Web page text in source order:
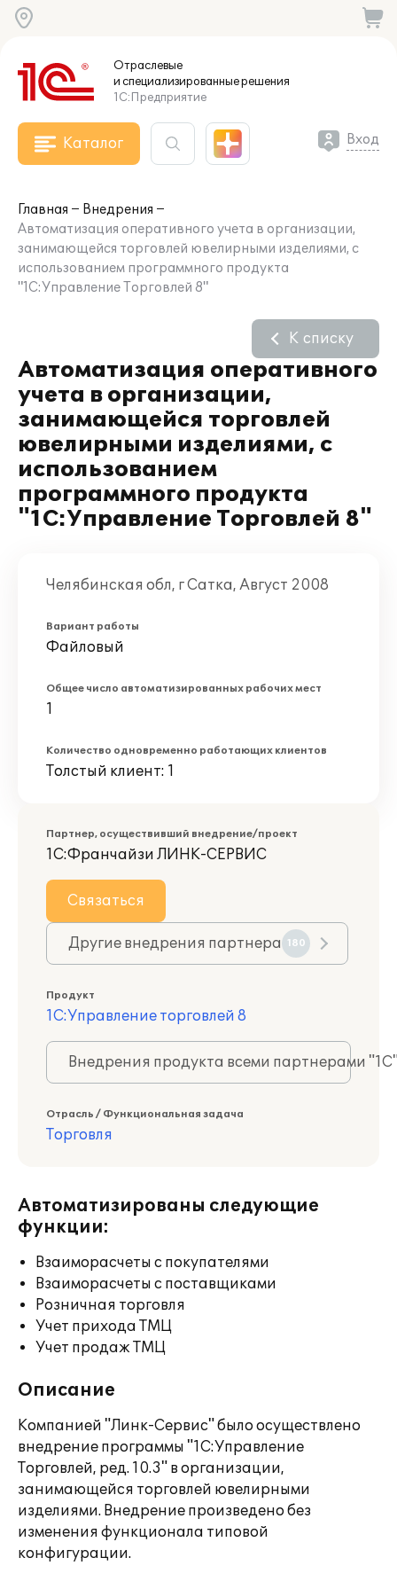
Отраслевые
и специализированныерешения
1С:Предприятие
Каталог Вход
Главная
Внедрения
Автоматизация оперативного учета в организации,
занимающейся торговлей ювелирными изделиями, с
использованием программного продукта
"1С:Управление Торговлей 8"
Автоматизация оперативного
учета в организации,
занимающейся торговлей
ювелирными изделиями, с
использованием
программного продукта
"1С:Управление Торговлей 8"
К списку
Челябинская обл, г Сатка, Август 2008
Вариант работы
Файловый
Общее число автоматизированных рабочих мест
1
Количество одновременно работающих клиентов
Толстый клиент: 1
Партнер, осуществивший внедрение/проект
1С:Франчайзи ЛИНК-СЕРВИС
Связаться
Другие внедрения партнера 180
Продукт
1С:Управление торговлей 8
Внедрения продукта всеми партнерами
Отрасль / Функциональная задача
Торговля
Автоматизированы следующие
функции:
Взаиморасчеты с покупателями
Взаиморасчеты с поставщиками
Розничная торговля
Учет прихода ТМЦ
Учет продаж ТМЦ
Описание
Компанией "Линк-Сервис" было осуществлено
внедрение программы "1С:Управление
Торговлей, ред. 10.3" в организации,
занимающейся торговлей ювелирными
изделиями. Внедрение произведено без
изменения функционала типовой
конфигурации.